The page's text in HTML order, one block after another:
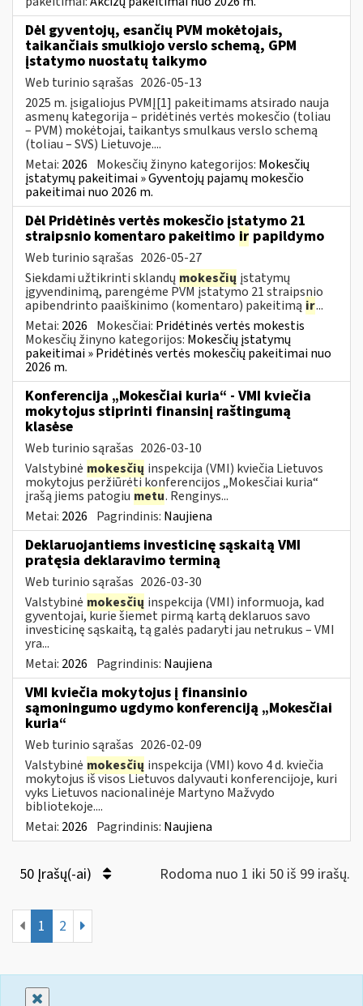
Dėl gyventojų, esančių PVM mokėtojais,
taikančiais smulkiojo verslo schemą, GPM
įstatymo nuostatų taikymo
Web turinio sąrašas 2026-05-13
2025 m. įsigaliojus PVMĮ[1] pakeitimams atsirado nauja
asmenų kategorija – pridėtinės vertės mokesčio (toliau
– PVM) mokėtojai, taikantys smulkaus verslo schemą
(toliau – SVS) Lietuvoje....
Metai: 2026 Mokesčių žinyno kategorijos: Mokesčių
įstatymų pakeitimai » Gyventojų pajamų mokesčio
pakeitimai nuo 2026 m.
Dėl Pridėtinės vertės mokesčio įstatymo 21
straipsnio komentaro pakeitimo ir papildymo
Web turinio sąrašas 2026-05-27
Siekdami užtikrinti sklandų mokesčių įstatymų
įgyvendinimą, parengėme PVM įstatymo 21 straipsnio
apibendrinto paaiškinimo (komentaro) pakeitimą ir...
Metai: 2026 Mokesčiai: Pridėtinės vertės mokestis
Mokesčių žinyno kategorijos: Mokesčių įstatymų
pakeitimai » Pridėtinės vertės mokesčių pakeitimai nuo
2026 m.
Konferencija „Mokesčiai kuria“ - VMI kviečia
mokytojus stiprinti finansinį raštingumą
klasėse
Web turinio sąrašas 2026-03-10
Valstybinė mokesčių inspekcija (VMI) kviečia Lietuvos
mokytojus peržiūrėti konferencijos „Mokesčiai kuria“
įrašą jiems patogiu metu. Renginys...
Metai: 2026 Pagrindinis: Naujiena
Deklaruojantiems investicinę sąskaitą VMI
pratęsia deklaravimo terminą
Web turinio sąrašas 2026-03-30
Valstybinė mokesčių inspekcija (VMI) informuoja, kad
gyventojai, kurie šiemet pirmą kartą deklaruos savo
investicinę sąskaitą, tą galės padaryti jau netrukus – VMI
yra...
Metai: 2026 Pagrindinis: Naujiena
VMI kviečia mokytojus į finansinio
sąmoningumo ugdymo konferenciją „Mokesčiai
kuria“
Web turinio sąrašas 2026-02-09
Valstybinė mokesčių inspekcija (VMI) kovo 4 d. kviečia
mokytojus iš visos Lietuvos dalyvauti konferencijoje, kuri
vyks Lietuvos nacionalinėje Martyno Mažvydo
bibliotekoje....
Metai: 2026 Pagrindinis: Naujiena
50 Įrašų(-ai) Rodoma nuo 1 iki 50 iš 99 irašų.
1 2